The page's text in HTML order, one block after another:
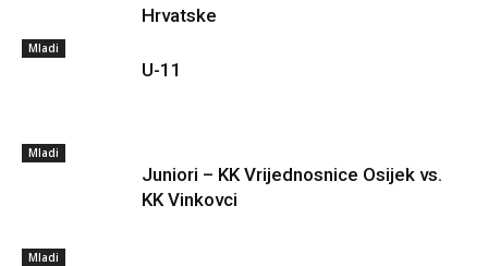
Hrvatske
Mladi
U-11
Mladi
Juniori – KK Vrijednosnice Osijek vs.
KK Vinkovci
Mladi